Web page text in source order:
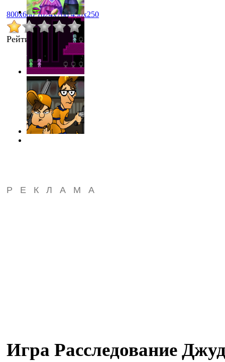
800x600 1024x768 450x250
Рейтинг
РЕКЛАМА
Игра Расследование